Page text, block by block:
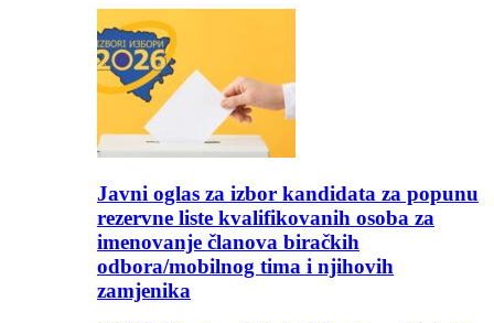
Javni oglas za izbor kandidata za popunu
rezervne liste kvalifikovanih osoba za
imenovanje članova biračkih
odbora/mobilnog tima i njihovih
zamjenika